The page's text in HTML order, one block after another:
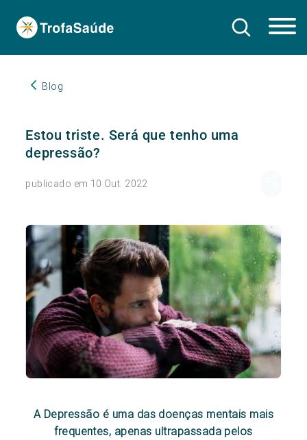
Blog
Estou triste. Será que tenho uma
depressão?
publicado em 10 Out. 2022
A Depressão é uma das doenças mentais mais
frequentes, apenas ultrapassada pelos